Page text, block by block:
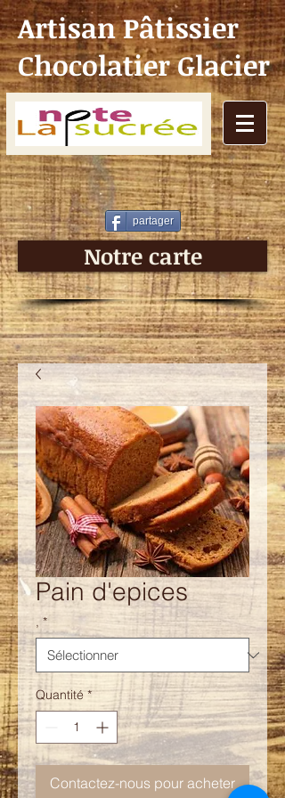
Artisan Pâtissier
Chocolatier Glacier
partager
Notre carte
Pain d'epices
, *
Quantité *
Contactez-nous pour acheter